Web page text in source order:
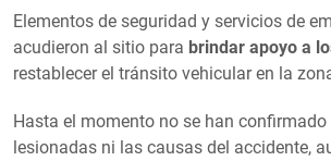
Elementos de seguridad y servicios de
acudieron al sitio para brindar apoyo a
restablecer el tránsito vehicular en la
Hasta el momento no se han confirmado
lesionadas ni las causas del accidente,